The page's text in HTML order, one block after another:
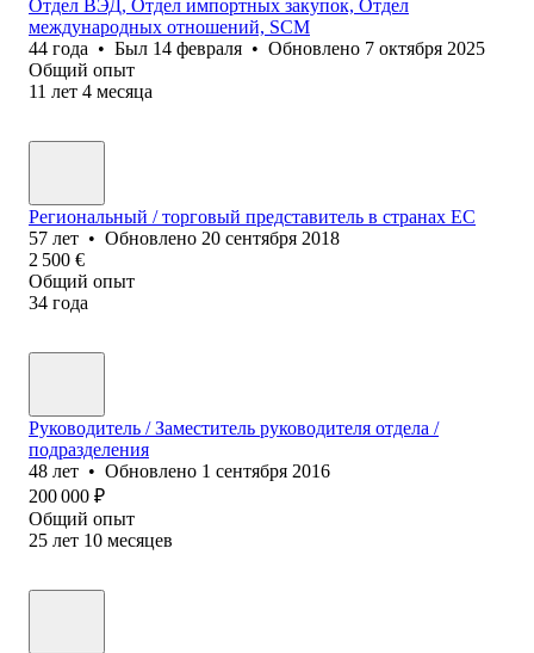
Отдел ВЭД, Отдел импортных закупок, Отдел
международных отношений, SCM
44 года • Был 14 февраля • Обновлено 7 октября 2025
Общий опыт
11 лет 4 месяца
Региональный / торговый представитель в странах ЕС
57 лет • Обновлено 20 сентября 2018
2 500 €
Общий опыт
34 года
Руководитель / Заместитель руководителя отдела /
подразделения
48 лет • Обновлено 1 сентября 2016
200 000 ₽
Общий опыт
25 лет 10 месяцев